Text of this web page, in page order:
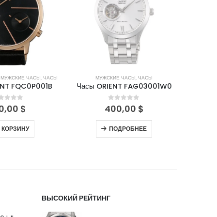
МУЖСКИЕ ЧАСЫ, ЧАСЫ
FQC0P001B
of 5
$
КОРЗИНУ
МУЖСКИЕ ЧАСЫ, ЧАСЫ
Часы ORIENT FAG03001W0
0out of 5
400,00 $
ПОДРОБНЕЕ
ВЫСОКИЙ РЕЙТИНГ